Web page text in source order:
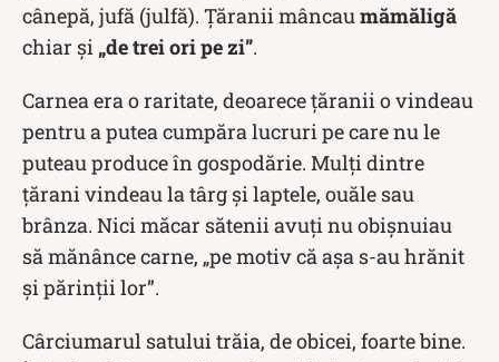
cânepă, jufă (julfă). Țăranii mâncau mămăligă
chiar și „de trei ori pe zi”.
Carnea era o raritate, deoarece ţăranii o vindeau
pentru a putea cumpăra lucruri pe care nu le
puteau produce în gospodărie. Mulți dintre
țărani vindeau la târg și laptele, ouăle sau
brânza. Nici măcar sătenii avuți nu obișnuiau
să mănânce carne, „pe motiv că aşa s-au hrănit
şi părinţii lor”.
Cârciumarul satului trăia, de obicei, foarte bine.